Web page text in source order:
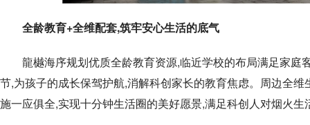
全龄教育+全维配套,筑牢安心生活的底气
龍樾海序规划优质全龄教育资源,临近学校的布局满足家
节,为孩子的成长保驾护航,消解科创家长的教育焦虑。周边全
施一应俱全,实现十分钟生活圈的美好愿景,满足科创人对烟火